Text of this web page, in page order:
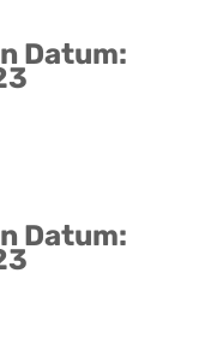
Datum:
Datum: